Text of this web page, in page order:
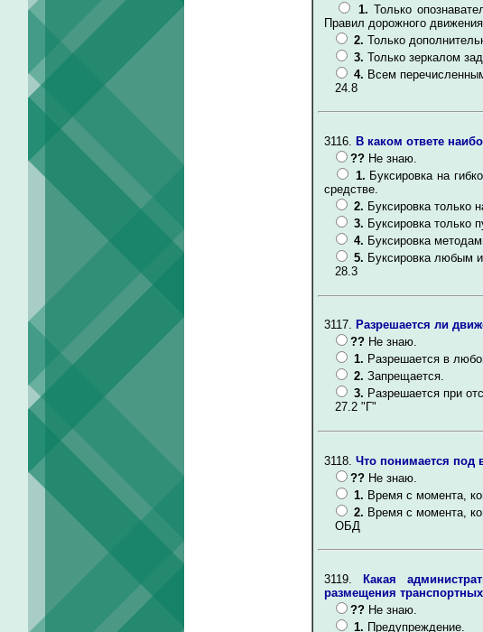
1. Только
Правил дорожного движения.
2. Только
3. Только зеркалом
4. Всем
24.8
3116. В каком ответе
?? Не знаю.
1. Буксировка на
средстве.
2. Буксировка только
3. Буксировка только
4. Буксировка
5. Буксировка любым
28.3
3117. Разрешается ли
?? Не знаю.
1. Разрешается в
2. Запрещается.
3. Разрешается при
27.2 "Г"
3118. Что понимается под
?? Не знаю.
1. Время с момента,
2. Время с момента,
ОБД
3119.
Какая
размещения
?? Не знаю.
1. Предупреждение.